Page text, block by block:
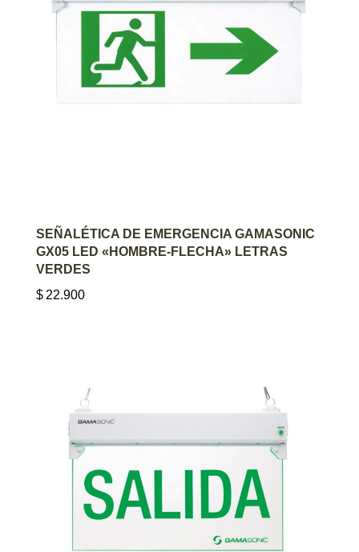
AGREGAR AL CARRITO
SEÑALÉTICA DE EMERGENCIA GAMASONIC
GX05 LED «HOMBRE-FLECHA» LETRAS
VERDES
$ 22.900